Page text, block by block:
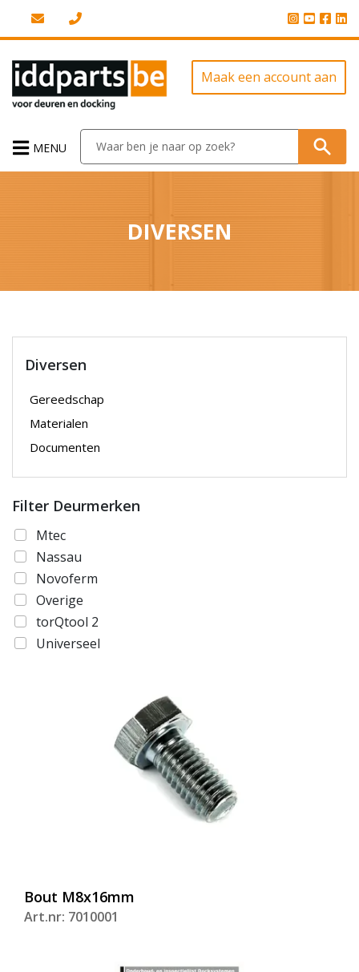
Maak een account aan
MENU
DIVERSEN
Diversen
Gereedschap
Materialen
Documenten
Filter Deurmerken
Mtec
Nassau
Novoferm
Overige
torQtool 2
Universeel
Bout M8x16mm
Art.nr: 7010001